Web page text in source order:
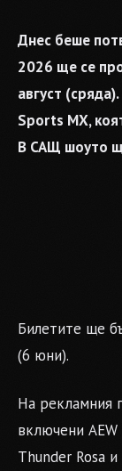
Днес беше
2026 ще се
август
Sports MX,
В САЩ шоуто
Билетите ще
(6 юни).
На рекламния
включени
Thunder Rosa